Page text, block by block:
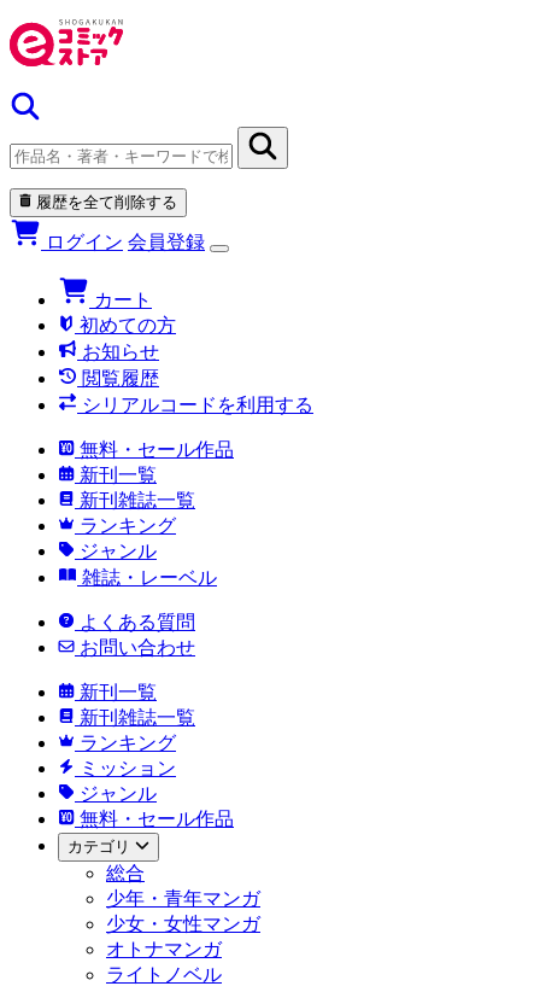
履歴を全て削除する
ログイン 会員登録
カート
初めての方
お知らせ
閲覧履歴
シリアルコードを利用する
無料・セール作品
新刊一覧
新刊雑誌一覧
ランキング
ジャンル
雑誌・レーベル
よくある質問
お問い合わせ
新刊一覧
新刊雑誌一覧
ランキング
ミッション
ジャンル
無料・セール作品
カテゴリ
総合
少年・青年マンガ
少女・女性マンガ
オトナマンガ
ライトノベル